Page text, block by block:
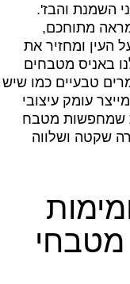
השמנת והבז'.
מתוחכם,
העין ומחזיר את
באניס מטבחים
טבעיים כמו שיש
עומק עיצובי
שמחפשות מטבח
שקטה ושלווה